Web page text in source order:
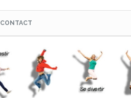
CONTACT